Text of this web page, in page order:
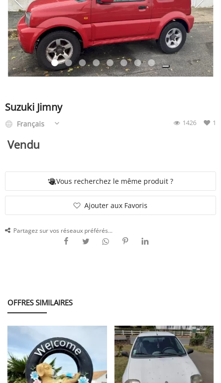
SERVICE
ÉVÉNEMENT
BILLET & COVOIT'
Français
Suzuki Jimny
1
1426
Français
Vendu
Vous recherchez le même produit ?
Ajouter aux Favoris
Partagez sur vos réseaux préférés...
OFFRES SIMILAIRES